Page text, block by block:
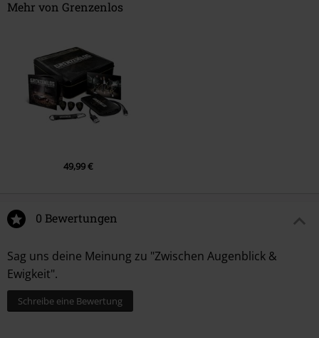
Mehr von Grenzenlos
49,99 €
0 Bewertungen
Sag uns deine Meinung zu "Zwischen Augenblick &
Ewigkeit".
Schreibe eine Bewertung